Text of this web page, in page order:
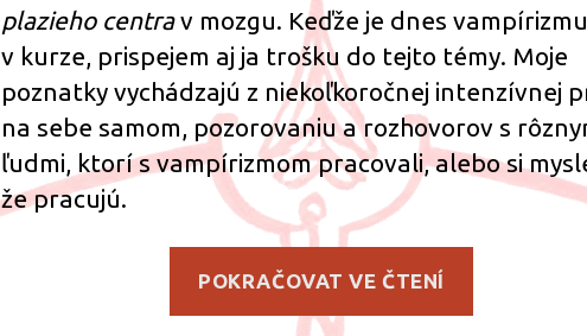
plazieho centrav mozgu. Keďže je dnes
v kurze, prispejem aj ja trošku do tejto témy. Moje
poznatky vychádzajú z niekoľkoročnej intenzívnej
na sebe samom, pozorovaniu a rozhovorov s
ľudmi, ktorí s vampírizmom pracovali, alebo si
že pracujú.
POKRAČOVAT VE ČTENÍ